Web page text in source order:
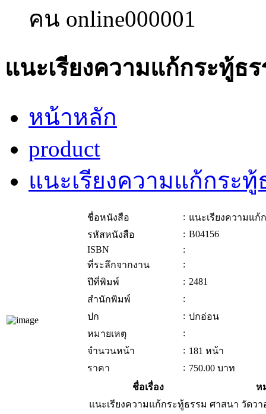
คน online000001
แนะเรียงความแก้กระทู้ธ
หน้าหลัก
product
แนะเรียงความแก้กระทู้
ชื่อหนังสือ : แนะเรียงความแก้
รหัสหนังสือ
: B04156
ISBN
:
ที่ระลึกจากงาน
:
ปีที่พิมพ์
: 2481
สำนักพิมพ์
:
ปก
: ปกอ่อน
หมายเหตุ
:
จำนวนหน้า
: 181 หน้า
ราคา
: 750.00 บาท
ชื่อเรื่อง
ห
แนะเรียงความแก้กระทู้ธรรม ศาสนา วัดว